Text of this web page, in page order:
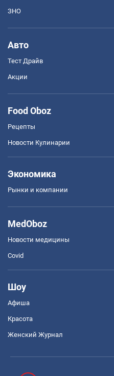
ЗНО
Авто
Тест Драйв
Акции
Food Oboz
Рецепты
Новости Кулинарии
Экономика
Рынки и компании
MedOboz
Новости медицины
Covid
Шоу
Афиша
Красота
Женский Журнал